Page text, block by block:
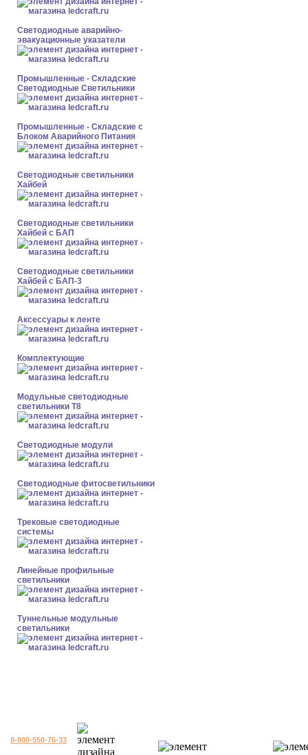
Светодиодные аварийно-
эвакуационные указатели
Промышленные - Складские
Светодиодные Светильники
Промышленные - Складские с
Блоком Аварийного Питания
Светодиодные светильники
Хайбей
Светодиодные светильники
Хайбей с БАП
Светодиодные светильники
Хайбей с БАП-3
Аксессуары к ленте
Комплектующие
Модульные светодиодные
светильники Т8
Светодиодные модули
Светодиодные фитосветильники
Трековые светодиодные
системы
Линейные профильные
светильники
Туннельные модульные
светильники
8-800-550-76-33